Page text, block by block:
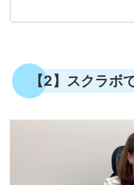
【2】スクラボ